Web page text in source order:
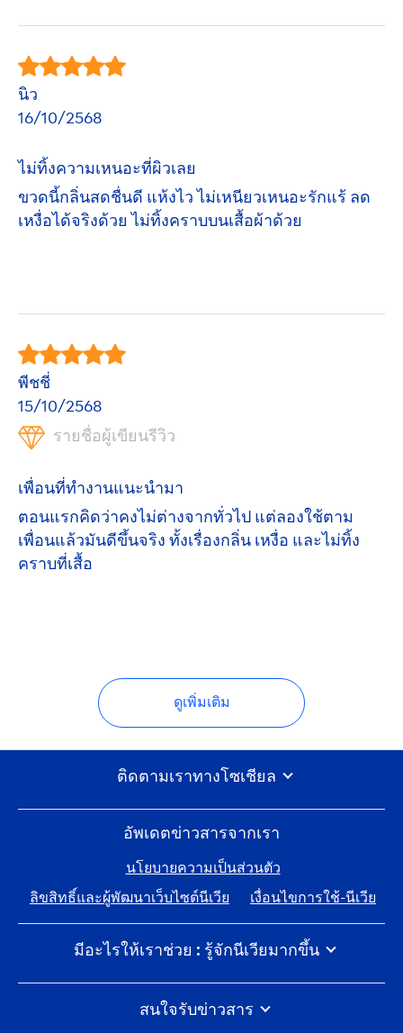
นิว
16/10/2568
ไม่ทิ้งความเหนอะที่ผิวเลย
ขวดนี้กลิ่นสดชื่นดี แห้งไว ไม่เหนียวเหนอะรักแร้ ลด
เหงื่อได้จริงด้วย ไม่ทิ้งคราบบนเสื้อผ้าด้วย
พีชชี่
15/10/2568
รายชื่อผู้เขียนรีวิว
เพื่อนที่ทำงานแนะนำมา
ตอนแรกคิดว่าคงไม่ต่างจากทั่วไป แต่ลองใช้ตาม
เพื่อนแล้วมันดีขึ้นจริง ทั้งเรื่องกลิ่น เหงื่อ และไม่ทิ้ง
คราบที่เสื้อ
ดูเพิ่มเติม
อัพเดตข่าวสารจากเรา
นโยบายความเป็นส่วนตัว
ลิขสิทธิ์และผู้พัฒนาเว็บไซต์นีเวีย
เงื่อนไขการใช้-นีเวีย
มีอะไรให้เราช่วย : รู้จักนีเวียมากขึ้น
นีเวีย 100 ปีแห่งการดูแลผิว
ร่วมงานกับไบเออร์สด๊อรฟ
นีเวียสัมผัสโลกอย่างไร
พูดคุยกับทีมนีเวียได้เสมอ
สนใจรับข่าวสาร
ติดตามเราทางโซเชียล